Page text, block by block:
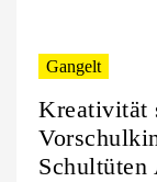
Gangelt
Kreativität